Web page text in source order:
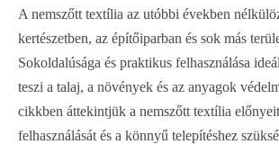
A nemszőtt textília az utóbbi években
kertészetben, az építőiparban és sok más
Sokoldalúsága és praktikus felhasználása
teszi a talaj, a növények és az anyagok
cikkben áttekintjük a nemszőtt textília
felhasználását és a könnyű telepítéshez